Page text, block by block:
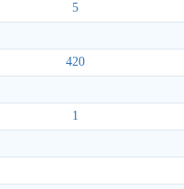
5
420
1